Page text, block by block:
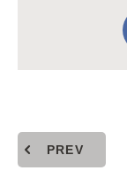
PREV